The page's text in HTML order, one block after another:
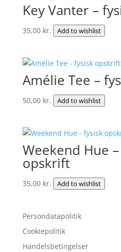
Key Vanter –
35,00 kr. Add to wishlist
Amélie Tee –
50,00 kr. Add to wishlist
Weekend Hue
opskrift
35,00 kr. Add to wishlist
Persondatapolitik
Cookiepolitik
Handelsbetingelser